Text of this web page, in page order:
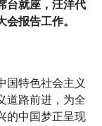
台就座，汪洋代
报告工作。
国特色社会主义
道路前进，为全
的中国梦正呈现